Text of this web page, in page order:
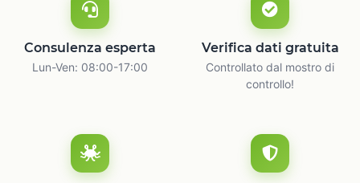
Consulenza esperta
Lun-Ven: 08:00-17:00
Verifica dati gratuita
Controllato dal mostro di
controllo!